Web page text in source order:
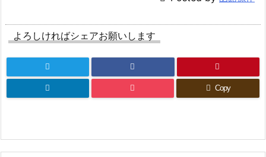
よろしければシェアお願いします
Copy